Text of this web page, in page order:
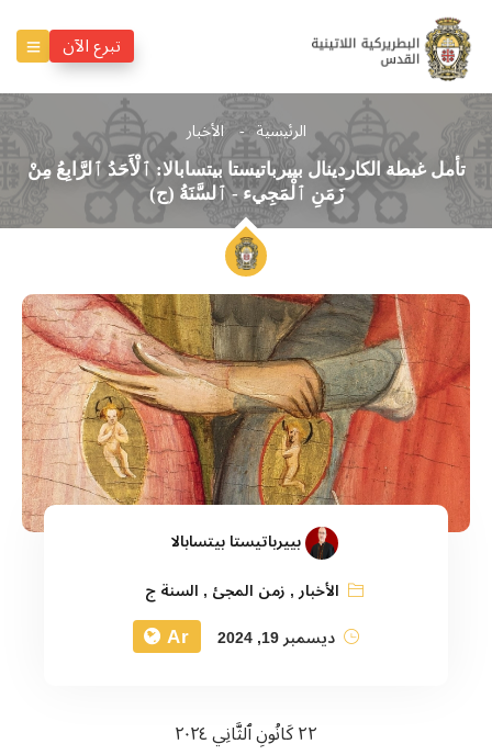
تبرع الآن
الرئيسية الأخبار
تأمل غبطة الكاردينال بييرباتيستا بيتسابالا: ٱلْأَحَدُ ٱلرَّابِعُ مِنْ
زَمَنِ ٱلْمَجِيء - ٱلسَّنَةُ (ج)
بييرباتيستا بيتسابالا
الأخبار, زمن المجئ , السنة ج
ديسمبر 19, 2024
Ar
٢٢ كَانُونِ ٱلثَّانِي ٢٠٢٤